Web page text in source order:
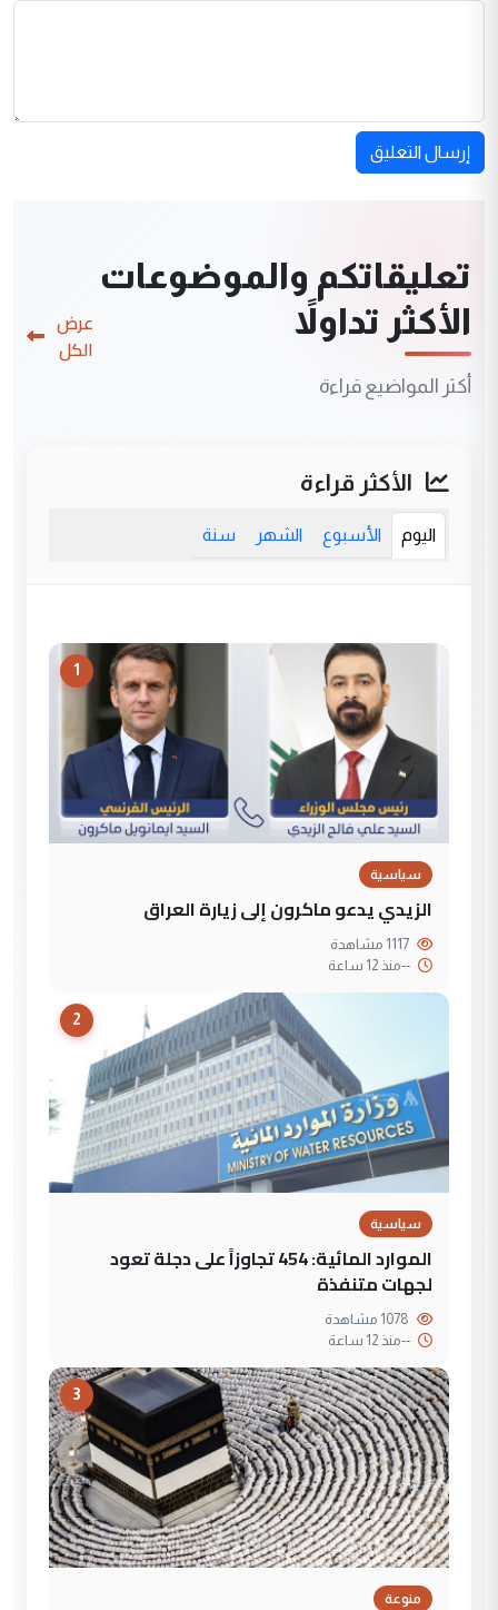
إرسال التعليق
تعليقاتكم والموضوعات
الأكثر تداولاً
أكثر المواضيع قراءة
عرض
الكل
الأكثر قراءة
اليوم الأسبوع الشهر سنة
1
سياسية
الزيدي يدعو ماكرون إلى زيارة العراق
--منذ 12 ساعة
2
سياسية
الموارد المائية: 454 تجاوزاً على دجلة تعود
لجهات متنفذة
--منذ 12 ساعة
3
منوعة